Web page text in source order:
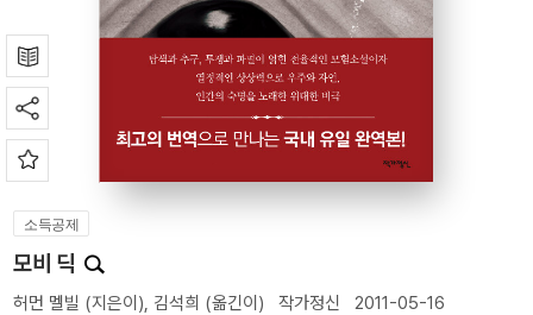
소득공제
모비 딕
허먼 멜빌 (지은이), 김석희 (옮긴이) 작가정신 2011-05-16